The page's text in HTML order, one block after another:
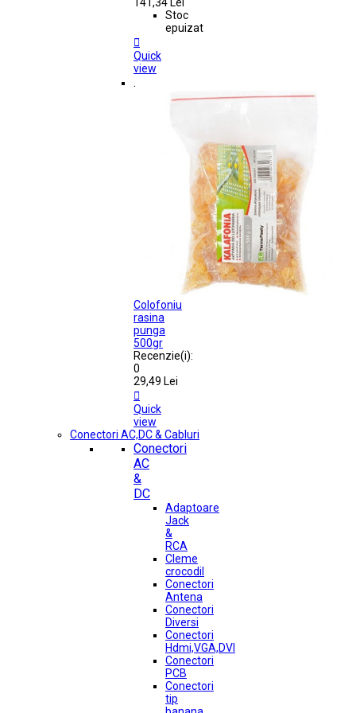
Stoc
epuizat

Quick
view
.
Colofoniu
rasina
punga
500gr
Recenzie(i):
0
29,49 Lei

Quick
view
Conectori AC,DC & Cabluri
Conectori
AC
&
DC
Adaptoare
Jack
&
RCA
Cleme
crocodil
Conectori
Antena
Conectori
Diversi
Conectori
Hdmi,VGA,DVI
Conectori
PCB
Conectori
tip